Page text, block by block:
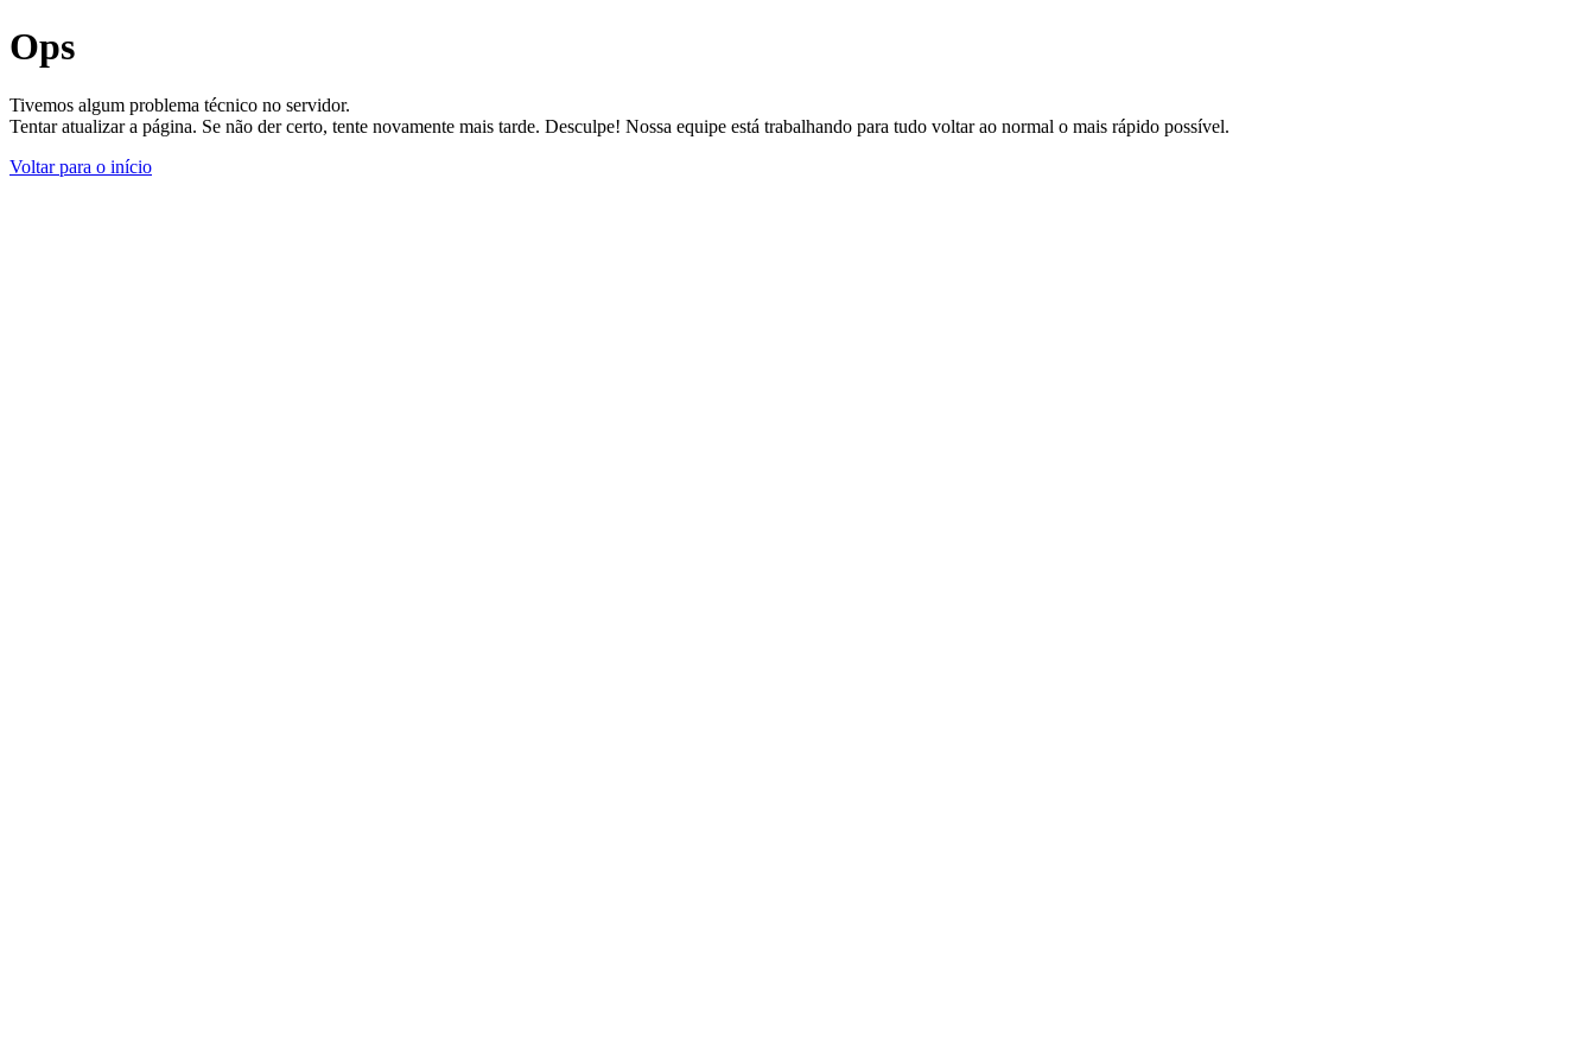
Ops
Tivemos algum problema técnico no servidor.
Tentar atualizar a página. Se não der certo, tente novamente mais tarde. Desculpe! Nossa equipe está trabalhando para tudo voltar ao normal o mais rápido possível.
Voltar para o início